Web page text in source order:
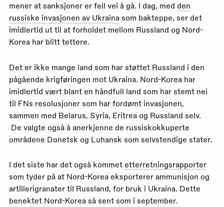
mener at sanksjoner er feil vei å gå. I dag, med den
russiske invasjonen av Ukrainasom bakteppe, ser det
imidlertid ut til at forholdet mellom Russland og Nord-
Korea har blitt tettere.
Det er ikke mange land som har støttet Russland i den
pågående krigføringen mot Ukraina. Nord-Korea har
imidlertid vært blant en håndfull land som har stemt nei
til FNs resolusjoner som har fordømt invasjonen,
sammen med Belarus, Syria, Eritrea og Russland selv.
De valgte også å anerkjenne de russiskokkuperte
områdene Donetsk og Luhansk som selvstendige stater.
I det siste har det også kommet etterretningsrapporter
som tyder på at Nord-Korea eksporterer ammunisjon og
artillerigranater til Russland, for bruk i Ukraina. Dette
benektet Nord-Korea så sent som i september.